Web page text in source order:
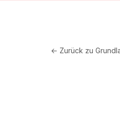
← Zurück zu